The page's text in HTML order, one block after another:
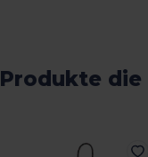
Produkte die